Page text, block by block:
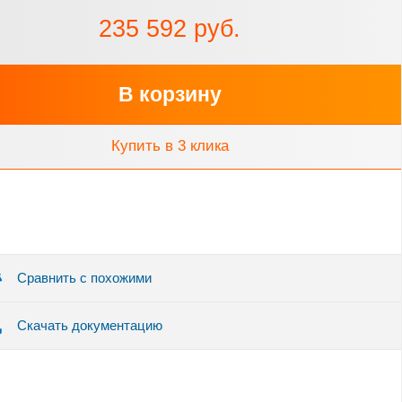
235 592 руб.
В корзину
Купить в 3 клика
Сравнить с похожими
Скачать документацию